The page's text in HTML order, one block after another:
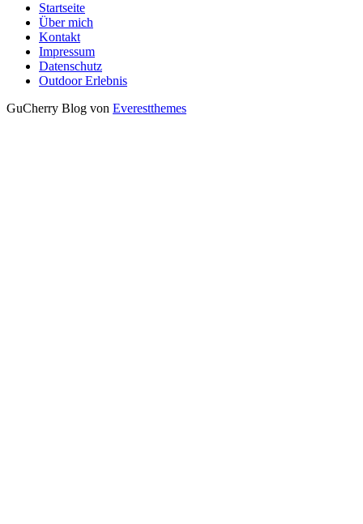
Startseite
Über mich
Kontakt
Impressum
Datenschutz
Outdoor Erlebnis
GuCherry Blog von Everestthemes